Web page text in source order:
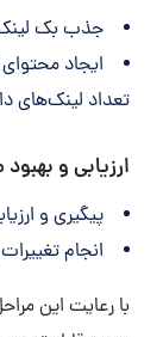
جذب بک
ایجاد
تعداد لینک‌های
ارزیابی و
پیگیری و
انجام
با رعایت این